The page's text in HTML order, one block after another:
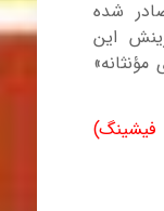
شده
این‌